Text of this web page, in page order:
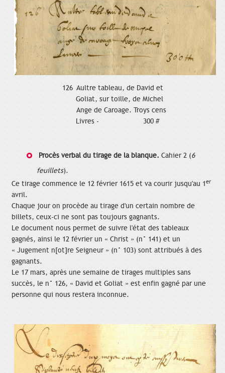
126 Aultre tableau, de David et
Goliat, sur toille, de Michel
Ange de Caroage. Troys cens
Livres - 300 #
Procès verbal du tirage de la blanque. Cahier 2 (6
feuillets).
Ce tirage commence le 12 février 1615 et va courir jusqu'au 1er
avril.
Chaque jour on procède au tirage d'un certain nombre de
billets, ceux-ci ne sont pas toujours gagnants.
Le document nous permet de suivre l'état des tableaux
gagnés, ainsi le 12 février un « Christ » (n° 141) et un
« Jugement n[ot]re Seigneur » (n° 103) sont attribués à des
gagnants.
Le 17 mars, après une semaine de tirages multiples sans
succès, le n° 126, « David et Goliat » est enfin gagné par une
personne qui nous restera inconnue.